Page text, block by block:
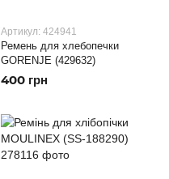
Артикул: 424941
Ремень для хлебопечки
GORENJE (429632)
400 грн